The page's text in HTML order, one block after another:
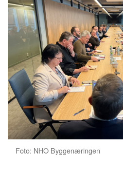
Foto: NHO Byggenæringen